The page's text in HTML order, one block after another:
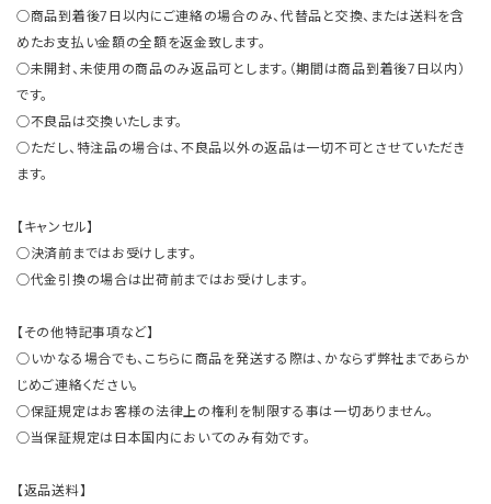
○商品到着後7日以内にご連絡の場合のみ、代替品と交換、または送料を含
めたお支払い金額の全額を返金致します。
○未開封、未使用の商品のみ返品可とします。（期間は商品到着後7日以内）
です。
○不良品は交換いたします。
○ただし、特注品の場合は、不良品以外の返品は一切不可とさせていただき
ます。
【キャンセル】
○決済前まではお受けします。
○代金引換の場合は出荷前まではお受けします。
【その他特記事項など】
○いかなる場合でも、こちらに商品を発送する際は、かならず弊社まであらか
じめご連絡ください。
○保証規定はお客様の法律上の権利を制限する事は一切ありません。
○当保証規定は日本国内においてのみ有効です。
【返品送料】